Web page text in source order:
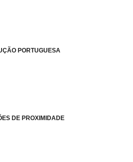
PORTUGUESA
DE PROXIMIDADE